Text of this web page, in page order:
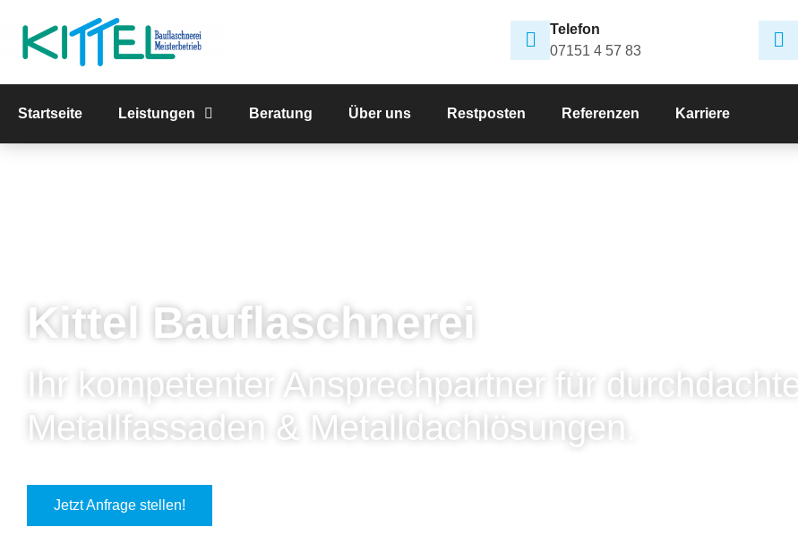
Telefon
07151 4 57 83
Startseite Leistungen Beratung Über uns Restposten Referenzen Karriere
Kittel Bauflaschnerei
Ihr kompetenter Ansprechpartner für durchdachte
Metallfassaden & Metalldachlösungen.
Jetzt Anfrage stellen!